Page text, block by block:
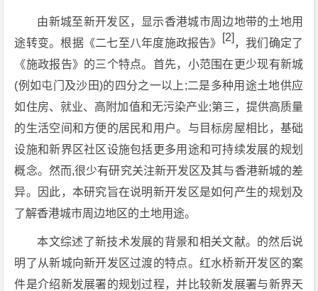
由新城至新开发区，显示香港城市周边地带的土地用
途转变。根据《二七至八年度施政报告》
[2]，我们确定了
《施政报告》的三个特点。首先，小范围在更少现有新城
(例如屯门及沙田)的四分之一以上;二是多种用途土地供应
如住房、就业、高附加值和无污染产业;第三，提供高质量
的生活空间和方便的居民和用户。与目标房屋相比，基础
设施和新界区社区设施包括更多用途和可持续发展的规划
概念。然而,很少有研究关注新开发区及其与香港新城的差
异。因此，本研究旨在说明新开发区是如何产生的规划及
了解香港城市周边地区的土地用途。
本文综述了新技术发展的背景和相关文献。的然后说
明了从新城向新开发区过渡的特点。红水桥新开发区的案
件是介绍新发展署的规划过程，并比较新发展署与新界天